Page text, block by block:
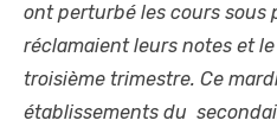
ont perturbé les cours sous
réclamaient leurs notes et
troisième trimestre. Ce
établissements du